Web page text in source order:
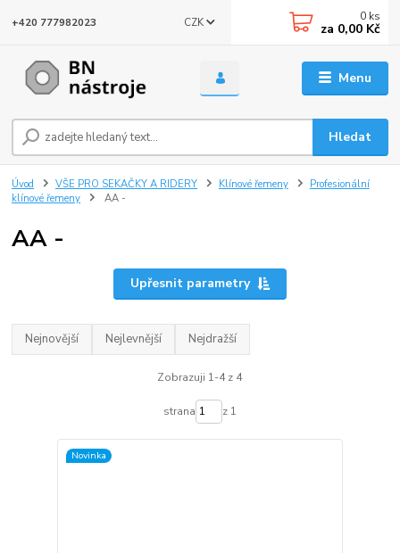
Menu
CZK
Hledat
+420 777982023 0 ks
za 0,00 Kč
Úvod VŠE PRO SEKAČKY A RIDERY Klínové řemeny
Profesionální
klínové řemeny
AA -
AA -
Upřesnit parametry
Nejnovější Nejlevnější Nejdražší
Zobrazuji 1-4 z 4
strana z 1
Novinka